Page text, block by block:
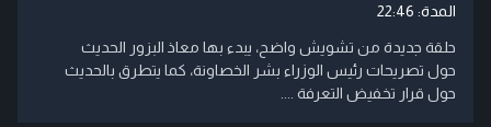
المدة: 22:46
حلقة جديدة من تشويش واضح، يبدء بها معاذ البزور الحديث
حول تصريحات رئيس الوزراء بشر الخصاونة، كما يتطرق بالحديث
حول قرار تخفيض التعرفة ....